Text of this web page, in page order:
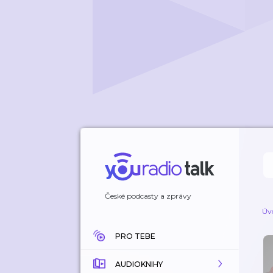
České podcasty a zprávy
PRO TEBE
AUDIOKNIHY